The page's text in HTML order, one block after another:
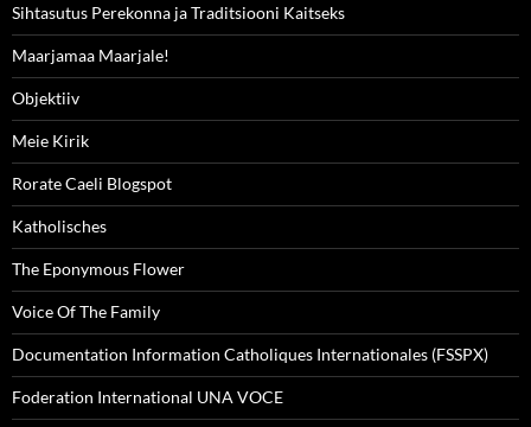
Sihtasutus Perekonna ja Traditsiooni Kaitseks
Maarjamaa Maarjale!
Objektiiv
Meie Kirik
Rorate Caeli Blogspot
Katholisches
The Eponymous Flower
Voice Of The Family
Documentation Information Catholiques Internationales (FSSPX)
Foderation International UNA VOCE